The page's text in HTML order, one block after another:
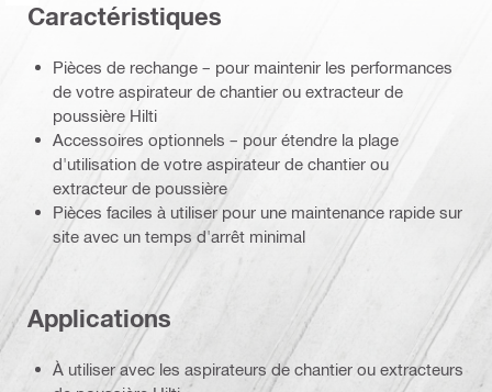
Caractéristiques
Pièces de rechange – pour maintenir les performances
de votre aspirateur de chantier ou extracteur de
poussière Hilti
Accessoires optionnels – pour étendre la plage
d'utilisation de votre aspirateur de chantier ou
extracteur de poussière
Pièces faciles à utiliser pour une maintenance rapide sur
site avec un temps d'arrêt minimal
Applications
À utiliser avec les aspirateurs de chantier ou extracteurs